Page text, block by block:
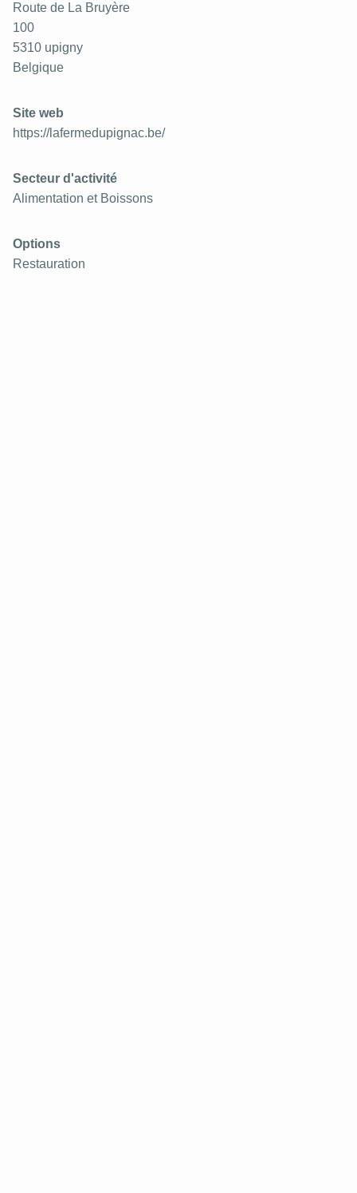
Route de La Bruyère
100
5310 upigny
Belgique
Site web
https://lafermedupignac.be/
Secteur d'activité
Alimentation et Boissons
Options
Restauration